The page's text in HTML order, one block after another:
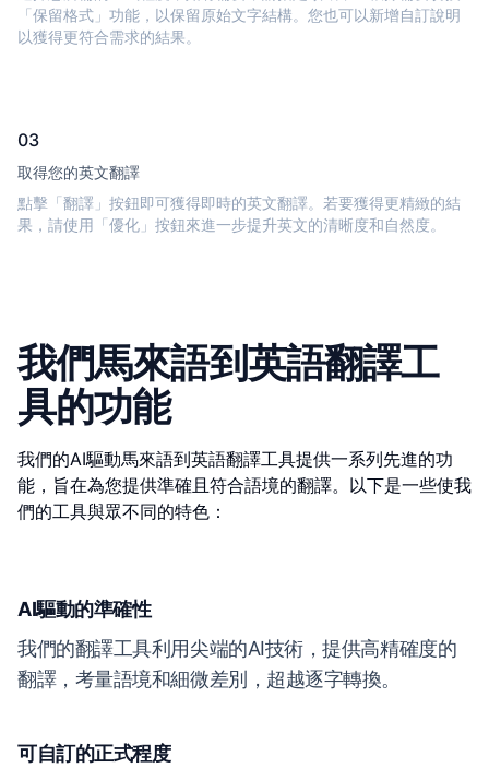
「保留格式」功能，以保留原始文字結構。您也可以新增自訂說明
以獲得更符合需求的結果。
03
取得您的英文翻譯
點擊「翻譯」按鈕即可獲得即時的英文翻譯。若要獲得更精緻的結
果，請使用「優化」按鈕來進一步提升英文的清晰度和自然度。
我們馬來語到英語翻譯工
具的功能
我們的AI驅動馬來語到英語翻譯工具提供一系列先進的功
能，旨在為您提供準確且符合語境的翻譯。以下是一些使我
們的工具與眾不同的特色：
AI驅動的準確性
我們的翻譯工具利用尖端的AI技術，提供高精確度的
翻譯，考量語境和細微差別，超越逐字轉換。
可自訂的正式程度